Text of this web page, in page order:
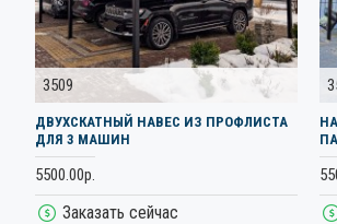
3509
ДВУХСКАТНЫЙ НАВЕС ИЗ ПРОФЛИСТА
ДЛЯ 3 МАШИН
5500.00р.
Заказать сейчас